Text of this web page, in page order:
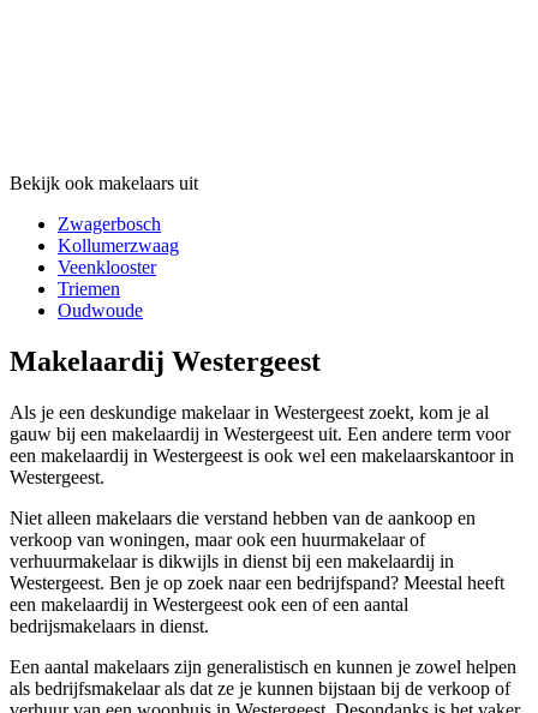
Bekijk ook makelaars uit
Zwagerbosch
Kollumerzwaag
Veenklooster
Triemen
Oudwoude
Makelaardij Westergeest
Als je een deskundige makelaar in Westergeest zoekt, kom je al
gauw bij een makelaardij in Westergeest uit. Een andere term voor
een makelaardij in Westergeest is ook wel een makelaarskantoor in
Westergeest.
Niet alleen makelaars die verstand hebben van de aankoop en
verkoop van woningen, maar ook een huurmakelaar of
verhuurmakelaar is dikwijls in dienst bij een makelaardij in
Westergeest. Ben je op zoek naar een bedrijfspand? Meestal heeft
een makelaardij in Westergeest ook een of een aantal
bedrijsmakelaars in dienst.
Een aantal makelaars zijn generalistisch en kunnen je zowel helpen
als bedrijfsmakelaar als dat ze je kunnen bijstaan bij de verkoop of